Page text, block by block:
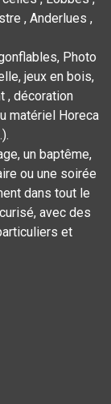
, Anderlues ,
Photo
jeux en bois,
, décoration
matériel Horeca
un baptême,
ou une soirée
dans tout le
avec des
et